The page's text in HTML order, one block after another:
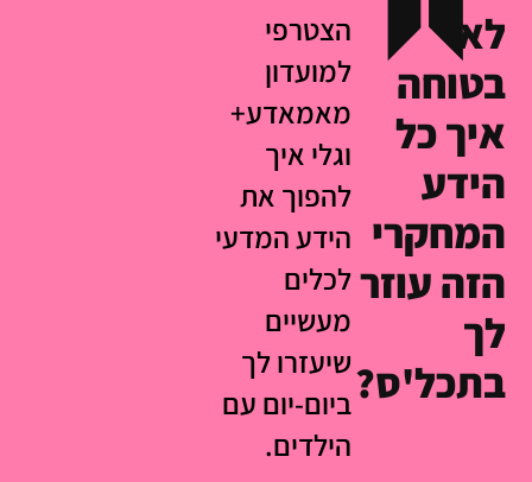
לא
בטוחה
איך כל
הידע
המחקרי
הזה עוזר
לך
בתכל'ס?
הצטרפי
למועדון
מאמאדע+
וגלי איך
להפוך את
הידע המדעי
לכלים
מעשיים
שיעזרו לך
ביום-יום עם
הילדים.